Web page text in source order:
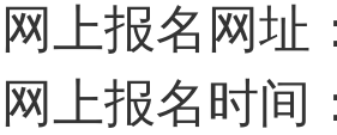
网上报名网址
网上报名时间